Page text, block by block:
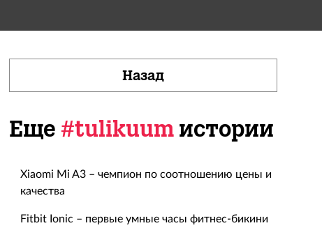
Назад
Еще #tulikuum истории
Xiaomi Mi A3 – чемпион по соотношению цены и
качества
Fitbit Ionic – первые умные часы фитнес-бикини